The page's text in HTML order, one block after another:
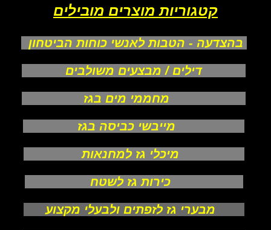
קטגוריות מוצרים מובילים
בהצדעה - הטבות לאנשי כוחות הביטחון
דילים / מבצעים משולבים
מחממי מים בגז
מייבשי כביסה בגז
מיכלי גז למחנאות
כירות גז לשטח
מבערי גז לזפתים ולבעלי מקצוע